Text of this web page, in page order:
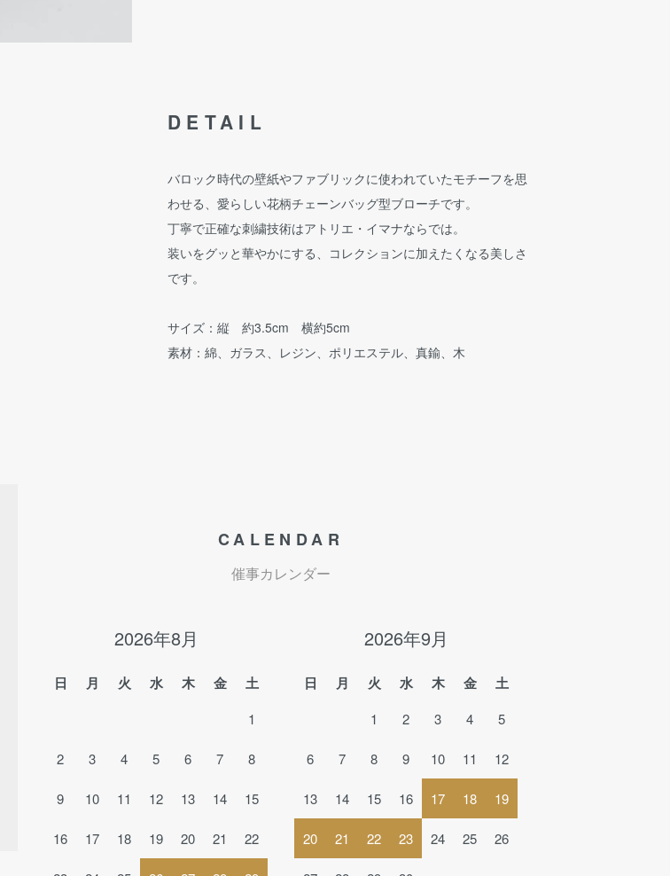
DETAIL
バロック時代の壁紙やファブリックに使われていたモチーフを思
わせる、愛らしい花柄チェーンバッグ型ブローチです。
丁寧で正確な刺繍技術はアトリエ・イマナならでは。
装いをグッと華やかにする、コレクションに加えたくなる美しさ
です。
サイズ：縦 約3.5cm 横約5cm
素材：綿、ガラス、レジン、ポリエステル、真鍮、木
CALENDAR
催事カレンダー
2026年8月
日 月 火 水 木 金 土
1
2 3 4 5 6 7 8
9 10 11 12 13 14 15
16 17 18 19 20 21 22
2026年9月
日 月 火 水 木 金 土
1 2 3 4 5
6 7 8 9 10 11 12
13 14 15 16 17 18 19
20 21 22 23 24 25 26